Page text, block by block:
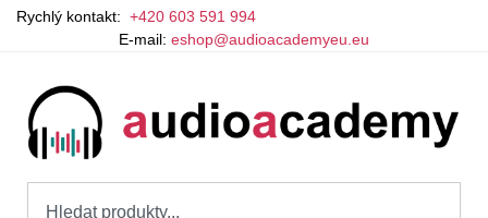
Rychlý kontakt: +420 603 591 994
E-mail: eshop@audioacademyeu.eu